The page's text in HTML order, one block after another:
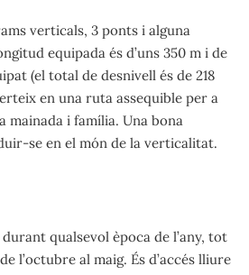
verticals, 3 ponts i alguna
equipada és d’uns 350 m i de
(el total de desnivell és de 218
en una ruta assequible per a
mainada i família. Una bona
se en el món de la verticalitat.
qualsevol època de l’any, tot
l’octubre al maig. És d’accés lliure